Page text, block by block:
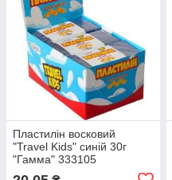
Пластилін восковий
"Travel Kids" синій 30г
"Гамма" 333105